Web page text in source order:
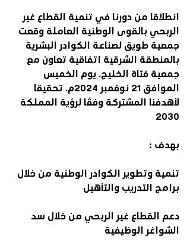
انطلاقا من دورنا في تنمية القطاع غير
الربحي بالقوى الوطنية العاملة وقعت
جمعية طويق لصناعة الكوادر البشرية
بالمنطقة الشرقية اتفاقية تعاون مع
جمعية فتاة الخليج، يوم الخميس
الموافق 21 نوفمبر 2024م، تحقيقا
لأهدفنا المشتركة وفقًا لرؤية المملكة
2030
بهدف :
تنمية وتطوير الكوادر الوطنية من خلال
برامج التدريب والتأهيل
دعم القطاع غير الربحي من خلال سد
الشواغر الوظيفية